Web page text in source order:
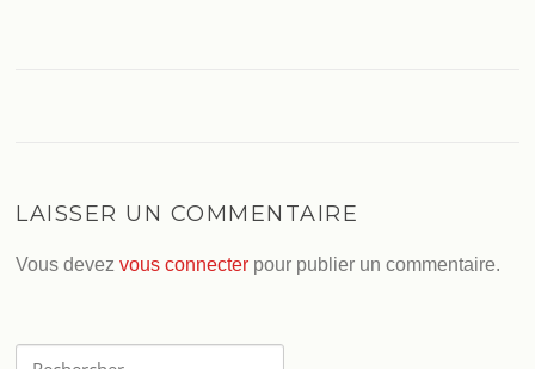
LAISSER UN COMMENTAIRE
Vous devezvous connecter pour publier un commentaire.